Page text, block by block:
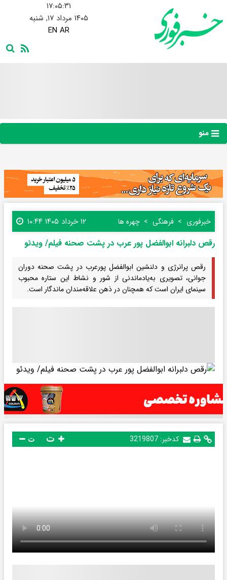
۱۷:۰۵:۳۲
۱۴۰۵ مرداد ۱۷, شنبه
EN AR
منو
خبرفوری فرهنگی چهره ها ۱۲ خرداد ۱۴۰۵ ۱۰:۴۴
رقص دلبرانه ابوالفضل پور عرب در پشت صحنه فیلم/ ویدئو
رقص پرانرژی و دلنشین ابوالفضل پورعرب در پشت صحنه دوران
جوانی، تصویری به‌یادماندنی از شور و نشاط این ستاره محبوب
سینمای ایران است که همچنان در ذهن علاقه‌مندان ماندگار است.
کدخبر: 3219807 ت